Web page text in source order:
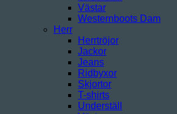
Västar
Westernboots Dam
Herr
Herrtröjor
Jackor
Jeans
Ridbyxor
Skjortor
T-shirts
Underställ